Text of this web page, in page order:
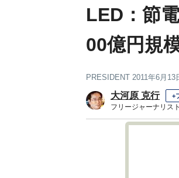
LED：節
00億円規
PRESIDENT 2011年6月13
大河原 克行 +
フリージャーナリスト